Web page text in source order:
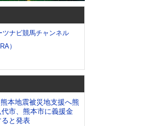
ツナビ競馬チャンネル
）
熊本地震被災地支援へ熊
市、熊本市に義援金
と発表